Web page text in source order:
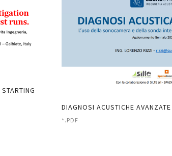
DIAGNOSI ACUSTICHE
*.PDF